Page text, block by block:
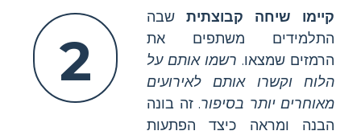
2
קיימו שיחה קבוצתית שבה
התלמידים משתפים את
הרמזים שמצאו. רשמו אותם על
הלוח וקשרו אותם לאירועים
מאוחרים יותר בסיפור. זה בונה
הבנה ומראה כיצד הפתעות